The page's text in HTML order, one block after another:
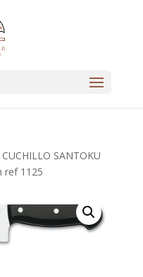
SANTOKU
ref 1125